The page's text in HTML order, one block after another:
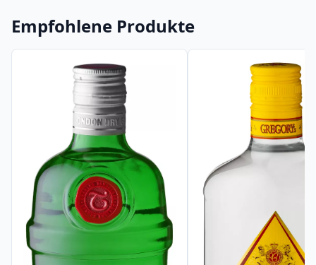
Empfohlene Produkte